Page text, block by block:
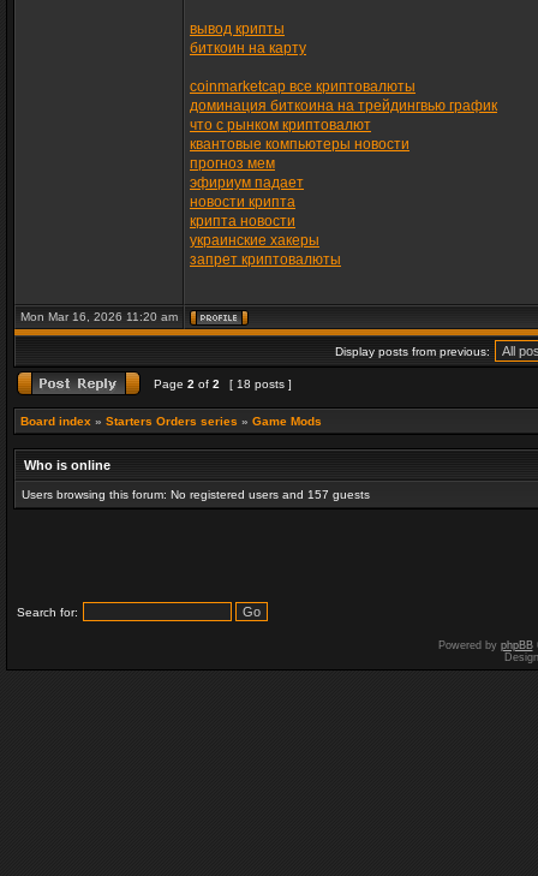
вывод крипты
биткоин на карту
coinmarketcap все криптовалюты
доминация биткоина на трейдингвью график
что с рынком криптовалют
квантовые компьютеры новости
прогноз мем
эфириум падает
новости крипта
крипта новости
украинские хакеры
запрет криптовалюты
Mon Mar 16, 2026 11:20 am
Display posts from previous:
Page 2 of 2 [ 18 posts ]
Board index » Starters Orders series » Game Mods
Who is online
Users browsing this forum: No registered users and 157 guests
Search for:
Powered by phpBB